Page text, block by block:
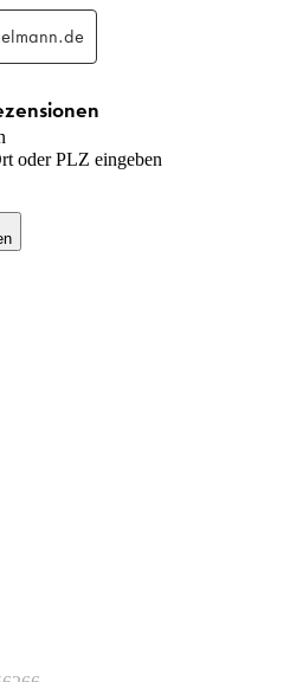
oder PLZ eingeben